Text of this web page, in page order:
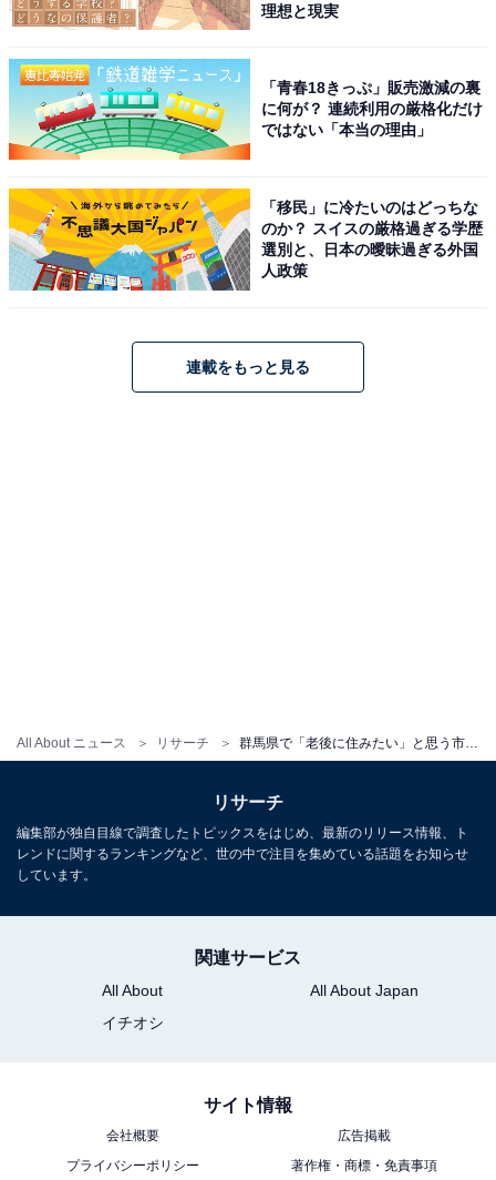
All About ニュース リサーチ
ットなど自然も多いから」（40代女性／神奈川県）
「温泉地へのアクセスが良く、自然豊かで空気も穏
やか。医療や買い物環境も整い、災害リスクが比較
す」（20代男性／京都府）
※記事内容は執筆時点のものです。最新の内容をご確認
グ！ 2位「日光市」を抑えた1位は？【2026年
調査】
理想と現実
「青春18きっぷ」販売激減の裏
に何が？ 連続利用の厳格化だけ
ではない「本当の理由」
「移民」に冷たいのはどっちな
のか？ スイスの厳格過ぎる学歴
選別と、日本の曖昧過ぎる外国
人政策
連載をもっと見る
リサーチ
編集部が独自目線で調査したトピックスをはじめ、最新のリリース情報、ト
レンドに関するランキングなど、世の中で注目を集めている話題をお知らせ
しています。
関連サービス
All About
All About Japan
イチオシ
サイト情報
会社概要
広告掲載
プライバシーポリシー
著作権・商標・免責事項